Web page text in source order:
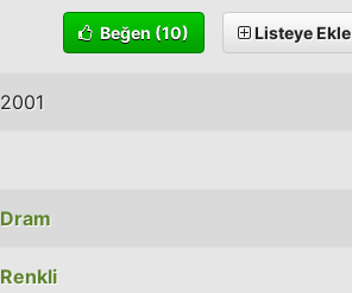
Beğen (10) Listeye Ekle
2001
Dram
Renkli